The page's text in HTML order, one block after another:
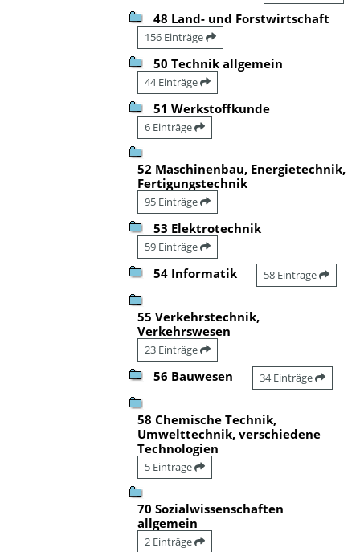
48 Land- und Forstwirtschaft
156 Einträge
50 Technik allgemein
44 Einträge
51 Werkstoffkunde
6 Einträge
52 Maschinenbau, Energietechnik,
Fertigungstechnik
95 Einträge
53 Elektrotechnik
59 Einträge
54 Informatik 58 Einträge
55 Verkehrstechnik,
Verkehrswesen
23 Einträge
56 Bauwesen 34 Einträge
58 Chemische Technik,
Umwelttechnik, verschiedene
Technologien
5 Einträge
70 Sozialwissenschaften
allgemein
2 Einträge